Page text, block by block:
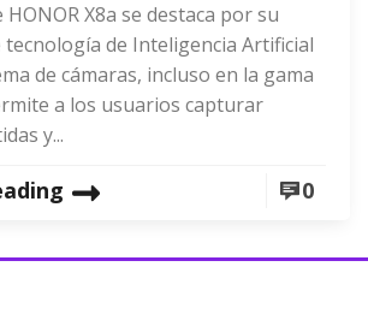
X8a se destaca por su
de Inteligencia Artificial
de cámaras, incluso en la gama
a los usuarios capturar
y...
0